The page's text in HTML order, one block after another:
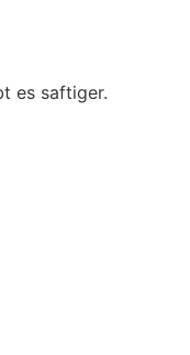
es saftiger.